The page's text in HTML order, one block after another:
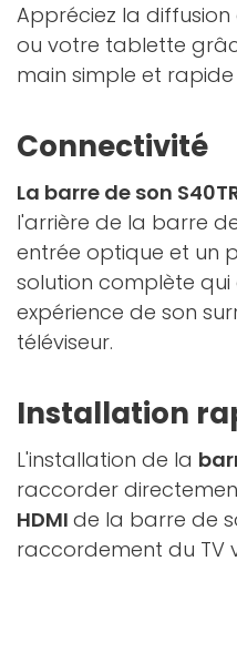
Appréciez la
ou votre tablette
main simple et rapide
Connectivité
La barre de son
l'arrière de la barre
entrée optique et un
solution complète qui
expérience de son
téléviseur.
Installation
L'installation de la
raccorder
HDMI de la barre de
raccordement du TV